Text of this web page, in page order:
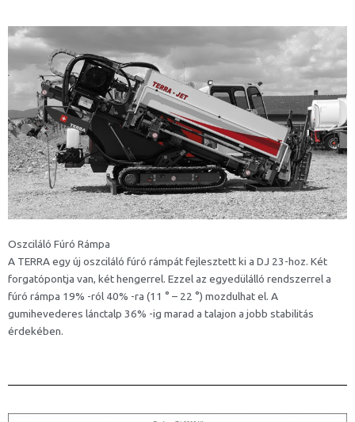
Oszciláló Fúró Rámpa
A TERRA egy új oszciláló fúró rámpát fejlesztett ki a DJ 23-hoz. Két
forgatópontja van, két hengerrel. Ezzel az egyedülálló rendszerrel a
fúró rámpa 19% -ról 40% -ra (11 ° – 22 °) mozdulhat el. A
gumihevederes lánctalp 36% -ig marad a talajon a jobb stabilitás
érdekében.